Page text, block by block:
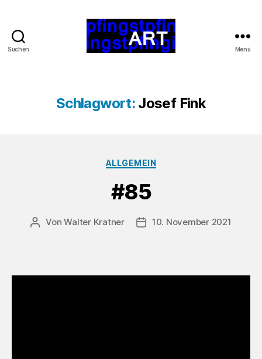
Suchen Menü
Schlagwort: Josef Fink
Kategorien
ALLGEMEIN
#85
Beitragsautor
VonWalter Kratner Beitragsdatum
10. November 2021